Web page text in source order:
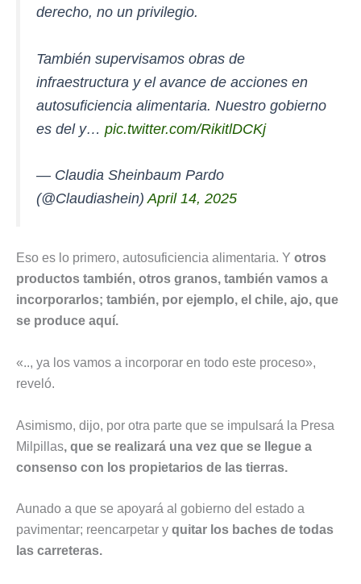
derecho, no un privilegio.
También supervisamos obras de
infraestructura y el avance de acciones en
autosuficiencia alimentaria. Nuestro gobierno
es del y… pic.twitter.com/RikitlDCKj
— Claudia Sheinbaum Pardo
(@Claudiashein)April 14, 2025
Eso es lo primero, autosuficiencia alimentaria. Y otros
productos también, otros granos, también vamos a
incorporarlos; también, por ejemplo, el chile, ajo, que
se produce aquí.
«.., ya los vamos a incorporar en todo este proceso»,
reveló.
Asimismo, dijo, por otra parte que se impulsará la Presa
Milpillas, que se realizará una vez que se llegue a
consenso con los propietarios de las tierras.
Aunado a que se apoyará al gobierno del estado a
pavimentar; reencarpetar y quitar los baches de todas
las carreteras.